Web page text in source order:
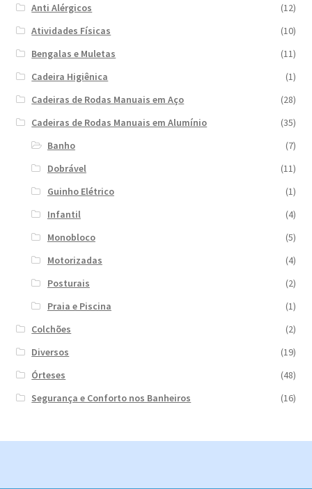
Anti Alérgicos
(12)
Atividades Físicas
(10)
Bengalas e Muletas
(11)
Cadeira Higiênica
(1)
Cadeiras de Rodas Manuais em Aço
(28)
Cadeiras de Rodas Manuais em Alumínio
(35)
Banho
(7)
Dobrável
(11)
Guinho Elétrico
(1)
Infantil
(4)
Monobloco
(5)
Motorizadas
(4)
Posturais
(2)
Praia e Piscina
(1)
Colchões
(2)
Diversos
(19)
Órteses
(48)
Segurança e Conforto nos Banheiros
(16)